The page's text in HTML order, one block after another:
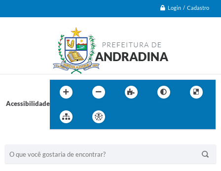
Login / Cadastro
Acessibilidade